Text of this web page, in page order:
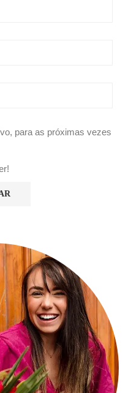
para as próximas vezes